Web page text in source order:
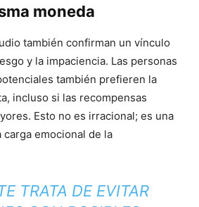
moneda
también confirman un vínculo
y la impaciencia. Las personas
también prefieren la
incluso si las recompensas
Esto no es irracional; es una
emocional de la
TRATA DE EVITAR